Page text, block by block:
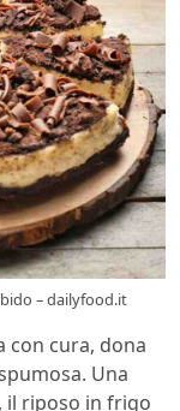
– dailyfood.it
con cura, dona
Una
il riposo in frigo